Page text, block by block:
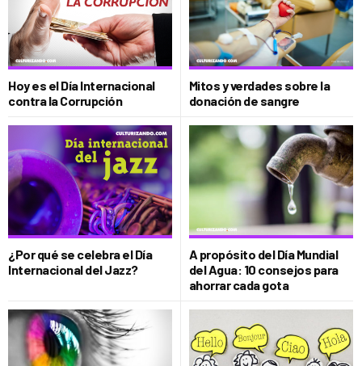
Hoy es el Día Internacional
contra la Corrupción
Mitos y verdades sobre la
donación de sangre
¿Por qué se celebra el Día
Internacional del Jazz?
A propósito del Día Mundial
del Agua: 10 consejos para
ahorrar cada gota